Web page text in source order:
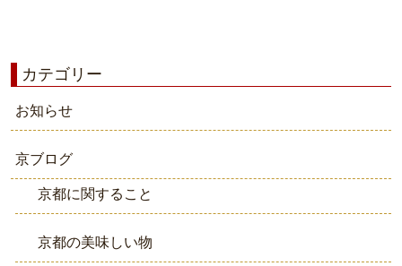
カテゴリー
お知らせ
京ブログ
京都に関すること
京都の美味しい物